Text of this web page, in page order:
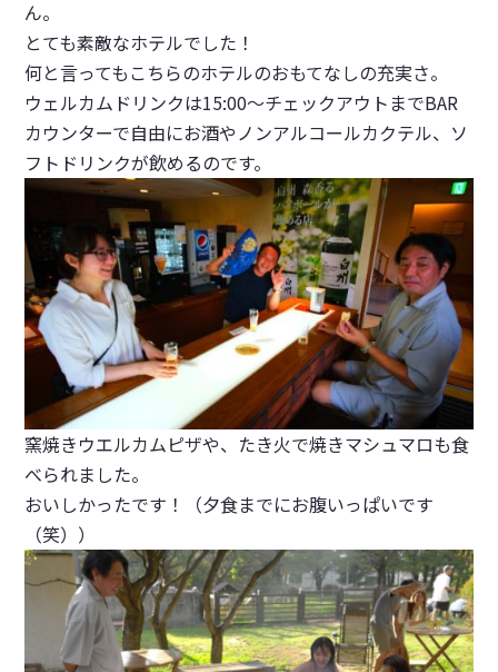
ん。
とても素敵なホテルでした！
何と言ってもこちらのホテルのおもてなしの充実さ。
ウェルカムドリンクは15:00～チェックアウトまでBAR
カウンターで自由にお酒やノンアルコールカクテル、ソ
フトドリンクが飲めるのです。
窯焼きウエルカムピザや、たき火で焼きマシュマロも食
べられました。
おいしかったです！（夕食までにお腹いっぱいです
（笑））